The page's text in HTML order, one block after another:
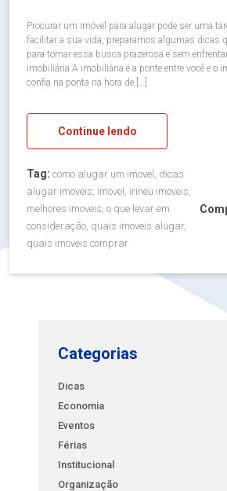
Procurar um imóvel para alugar pode ser uma
facilitar a sua vida, preparamos algumas dicas
para tornar essa busca prazerosa e sem
imobiliária A imobiliária é a ponte entre você e o
confia na ponta na hora de […]
Continue lendo
Tag: como alugar um imovel, dicas
alugar imoveis, imovel, irineu imoveis,
melhores imoveis, o que levar em
consideração, quais imoveis alugar,
quais imoveis comprar
Categorias
Dicas
Economia
Eventos
Férias
Institucional
Organização